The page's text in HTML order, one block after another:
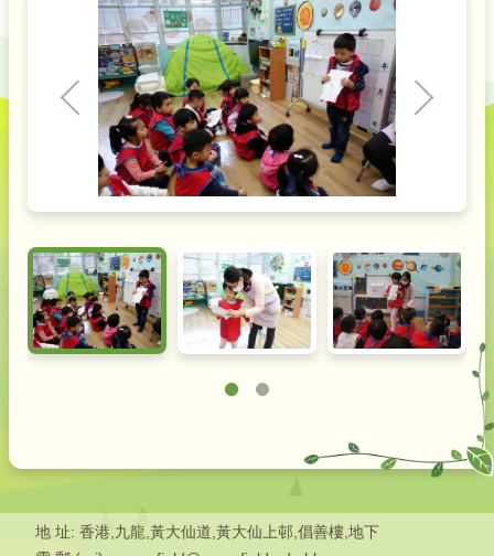
地 址: 香港,九龍,黃大仙道,黃大仙上邨,倡善樓,地下